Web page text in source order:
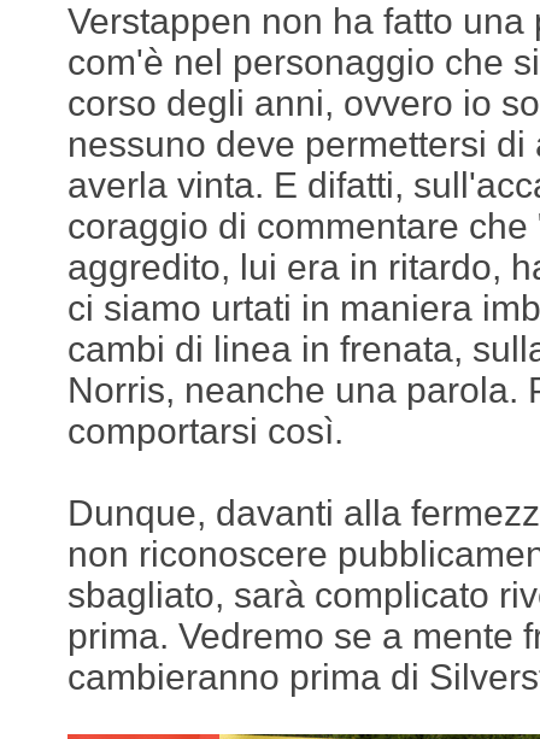
Verstappen non ha fatto una
com'è nel personaggio che
corso degli anni, ovvero io
nessuno deve permettersi di
averla vinta. E difatti,
coraggio di commentare che
aggredito, lui era in ritardo,
ci siamo urtati in maniera
cambi di linea in frenata,
Norris, neanche una parola.
comportarsi così.
Dunque, davanti alla
non riconoscere
sbagliato, sarà complicato
prima. Vedremo se a mente
cambieranno prima di